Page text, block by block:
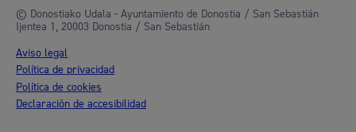
© Donostiako Udala - Ayuntamiento de Donostia / San Sebastián
Ijentea 1, 20003 Donostia / San Sebastián
Aviso legal
Política de privacidad
Política de cookies
Declaración de accesibilidad